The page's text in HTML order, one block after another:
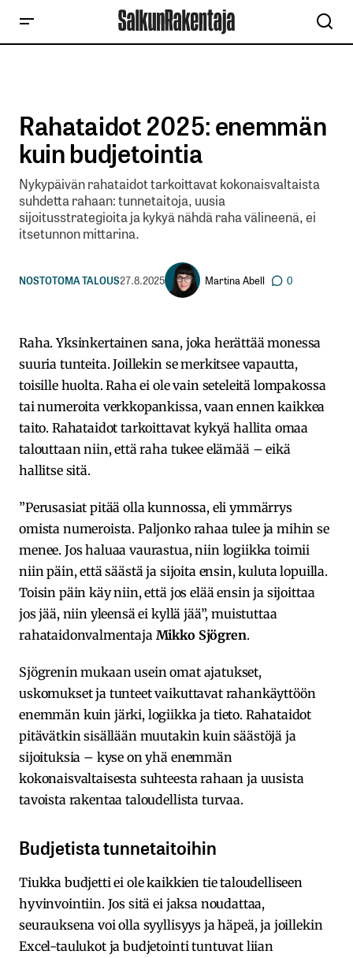
Rahataidot 2025: enemmän
kuin budjetointia
Nykypäivän rahataidot tarkoittavat kokonaisvaltaista
suhdetta rahaan: tunnetaitoja, uusia
sijoitusstrategioita ja kykyä nähdä raha välineenä, ei
itsetunnon mittarina.
NOSTOTOMA TALOUS27.8.2025 Martina Abell 0
Raha. Yksinkertainen sana, joka herättää monessa
suuria tunteita. Joillekin se merkitsee vapautta,
toisille huolta. Raha ei ole vain seteleitä lompakossa
tai numeroita verkkopankissa, vaan ennen kaikkea
taito. Rahataidot tarkoittavat kykyä hallita omaa
talouttaan niin, että raha tukee elämää – eikä
hallitse sitä.
”Perusasiat pitää olla kunnossa, eli ymmärrys
omista numeroista. Paljonko rahaa tulee ja mihin se
menee. Jos haluaa vaurastua, niin logiikka toimii
niin päin, että säästä ja sijoita ensin, kuluta lopuilla.
Toisin päin käy niin, että jos elää ensin ja sijoittaa
jos jää, niin yleensä ei kyllä jää”, muistuttaa
rahataidonvalmentaja Mikko Sjögren.
Sjögrenin mukaan usein omat ajatukset,
uskomukset ja tunteet vaikuttavat rahankäyttöön
enemmän kuin järki, logiikka ja tieto. Rahataidot
pitävätkin sisällään muutakin kuin säästöjä ja
sijoituksia – kyse on yhä enemmän
kokonaisvaltaisesta suhteesta rahaan ja uusista
tavoista rakentaa taloudellista turvaa.
Budjetista tunnetaitoihin
Tiukka budjetti ei ole kaikkien tie taloudelliseen
hyvinvointiin. Jos sitä ei jaksa noudattaa,
seurauksena voi olla syyllisyys ja häpeä, ja joillekin
Excel-taulukot ja budjetointi tuntuvat liian